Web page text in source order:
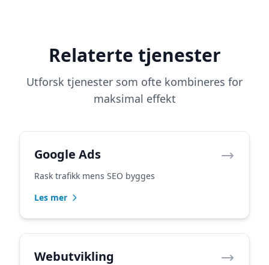
Relaterte tjenester
Utforsk tjenester som ofte kombineres for
maksimal effekt
Google Ads
Rask trafikk mens SEO bygges
Les mer
Webutvikling